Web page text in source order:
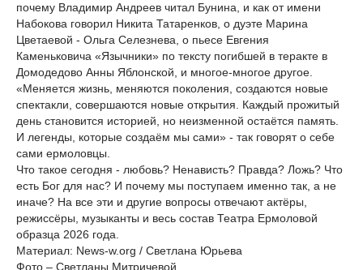
почему Владимир Андреев читал Бунина, и как от имени
Набокова говорил Никита Татаренков, о дуэте Марина
Цветаевой - Ольга Селезнева, о пьесе Евгения
Каменьковича «Язычники» по тексту погибшей в теракте в
Домодедово Анны Яблонской, и многое-многое другое.
«Меняется жизнь, меняются поколения, создаются новые
спектакли, совершаются новые открытия. Каждый прожитый
день становится историей, но неизменной остаётся память.
И легенды, которые создаём мы сами» - так говорят о себе
сами ермоловцы.
Что такое сегодня - любовь? Ненависть? Правда? Ложь? Что
есть Бог для нас? И почему мы поступаем именно так, а не
иначе? На все эти и другие вопросы отвечают актёры,
режиссёры, музыканты и весь состав Театра Ермоловой
образца 2026 года.
Материал: News-w.org / Светлана Юрьева
Фото – Светланы Митричевой